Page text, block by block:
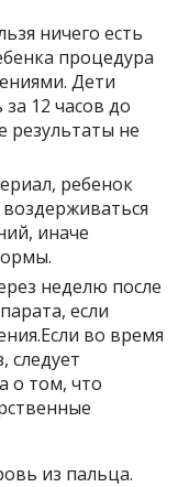
ничего есть
процедура
Дети
12 часов до
результаты не
ребенок
иначе
неделю после
если
во время
следует
о том, что
из пальца.